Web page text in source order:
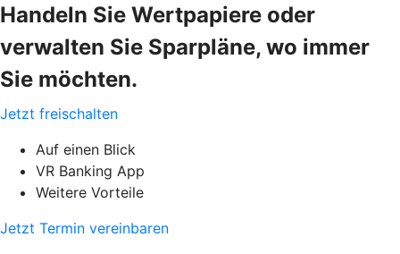
Handeln Sie Wertpapiere oder
verwalten Sie Sparpläne, wo immer
Sie möchten.
Jetzt freischalten
Auf einen Blick
VR Banking App
Weitere Vorteile
Jetzt Termin vereinbaren